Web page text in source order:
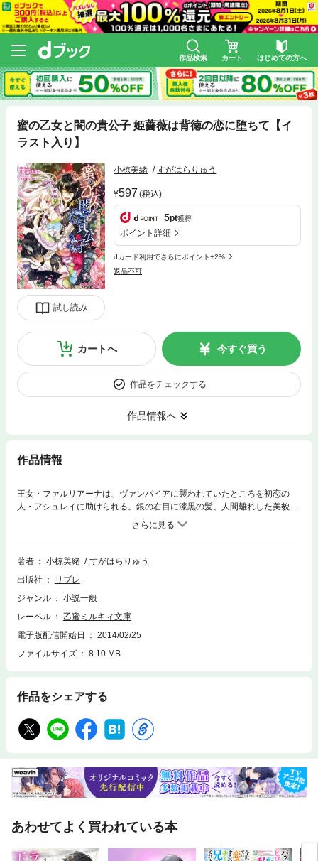
作品検索 カート はじめての方へ
蜜の乙女と闇の貴公子 姫薔薇は背徳の恋に堕ちて【イ
ラスト入り】
試し読み
小椋美緒 すがはらりゅう
597 (税込)
5pt獲得
ポイント詳細
dカード利用でさらにポイント+2%
返品不可
カートへ 今すぐ買う
作品をチェックする
作品情報へ
作品情報
王女・ファルリアーナは、ヴァンパイアに襲われていたところを初恋の
人・アシュレイに助けられる。銀の右目に漆黒の髪、人間離れした美貌
——10年前と全く変わらない彼に夜の薔薇園で「俺は君自身が欲しい」と
熱く求められる。初めての快感と羞恥心にファルリアーナは淫らに悶え、
身体中を愛し尽くされて過ごす蜜月。だげどファルリアーナは、愛されれ
ば愛されるほど、アシュレイと心の距離を感じてしまい…。背徳のラブス
著者 小椋美緒
すがはらりゅう
出版社
リブレ
ジャンル
小説一般
レーベル
乙蜜ミルキィ文庫
電子版配信開始日
2014/02/25
ファイルサイズ
8.10 MB
作品をシェアする
あわせてよく買われている本